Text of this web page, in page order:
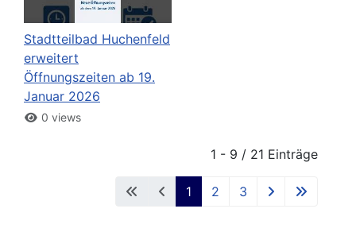
Stadtteilbad Huchenfeld
erweitert
Öffnungszeiten ab 19.
Januar 2026
0 views
1 - 9 / 21 Einträge
1 2 3